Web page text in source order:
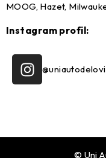
MOOG, Hazet,
Instagram profil:
© Uni